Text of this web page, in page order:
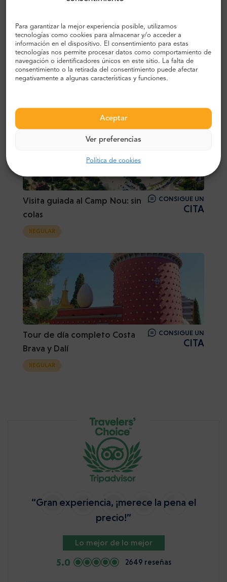
Para garantizar la mejor experiencia posible, utilizamos
tecnologías como cookies para almacenar y/o acceder a
información en el dispositivo. El consentimiento para estas
tecnologías nos permite procesar datos como comportamiento de
navegación o identificadores únicos en este sitio. La falta de
consentimiento o la retirada del consentimiento puede afectar
negativamente a algunas características y funciones.
Aceptar
Ver preferencias
Política de cookies
Hop on - Hop off Barcelona DESDE
Visita guiada al Camp Nou: sin
colas
CONSIGUE UN
CITA
REGULAR
Tour de día completo Costa
Brava y Dalí
CONSIGUE UN
CITA
REGULAR
“Gran experiencia, ¡merece la pena el
precio!”
Lo mejor de lo mejor
5.0 2649 reseñas